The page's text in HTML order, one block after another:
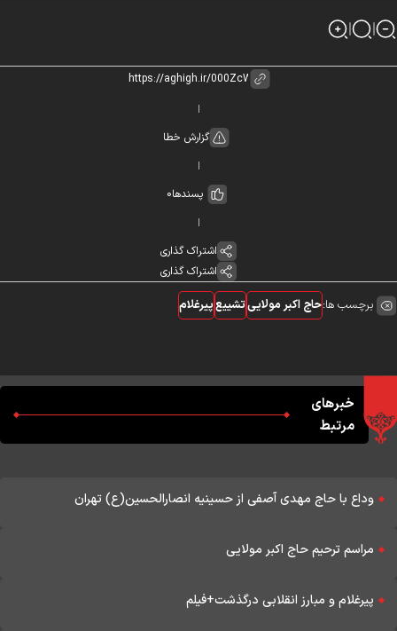
گزارش خطا
پسندها0
اشتراک گذاری
اشتراک گذاری
برچسب ها:حاج اکبر مولاییتشییعپیرغلام
خبرهای
مرتبط
وداع با حاج مهدی آصفی از حسینیه انصارالحسین(ع) تهران
مراسم ترحیم حاج اکبر مولایی
پیرغلام و مبارز انقلابی درگذشت+فیلم